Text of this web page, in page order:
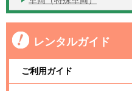
レンタルガイド
ご利用ガイド